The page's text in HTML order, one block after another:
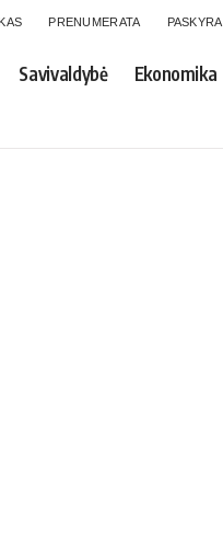
PRENUMERATA PASKYRA
Savivaldybė Ekonomika